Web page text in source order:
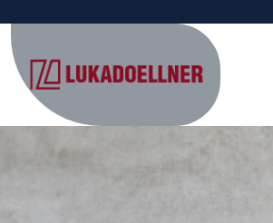
content
(Press
Enter)